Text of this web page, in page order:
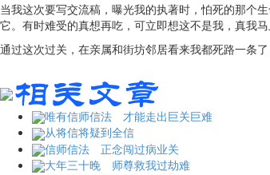
当我这次要写交流稿，曝光我的执著时，怕死的那个
它。有时难受的真想再吃，可立即想这不是我，真我
通过这次过关，在亲属和街坊邻居看来我都死路一条
唯有信师信法 才能走出巨关巨难
从将信将疑到全信
信师信法 正念闯过病业关
大年三十晚 师尊救我过劫难